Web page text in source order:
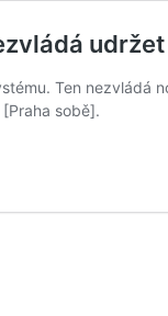
Ten
sobě].